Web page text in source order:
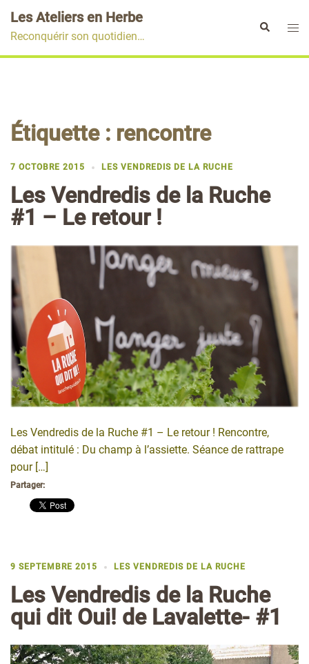
au
contenu
Les Ateliers en Herbe
Reconquérir son quotidien…
Rechercher
Étiquette : rencontre
7 OCTOBRE 2015 LES VENDREDIS DE LA RUCHE
Les Vendredis de la Ruche
#1 – Le retour !
Les Vendredis de la Ruche #1 – Le retour ! Rencontre,
débat intitulé : Du champ à l’assiette. Séance de rattrape
pour […]
Partager:
9 SEPTEMBRE 2015 LES VENDREDIS DE LA RUCHE
Les Vendredis de la Ruche
qui dit Oui! de Lavalette- #1